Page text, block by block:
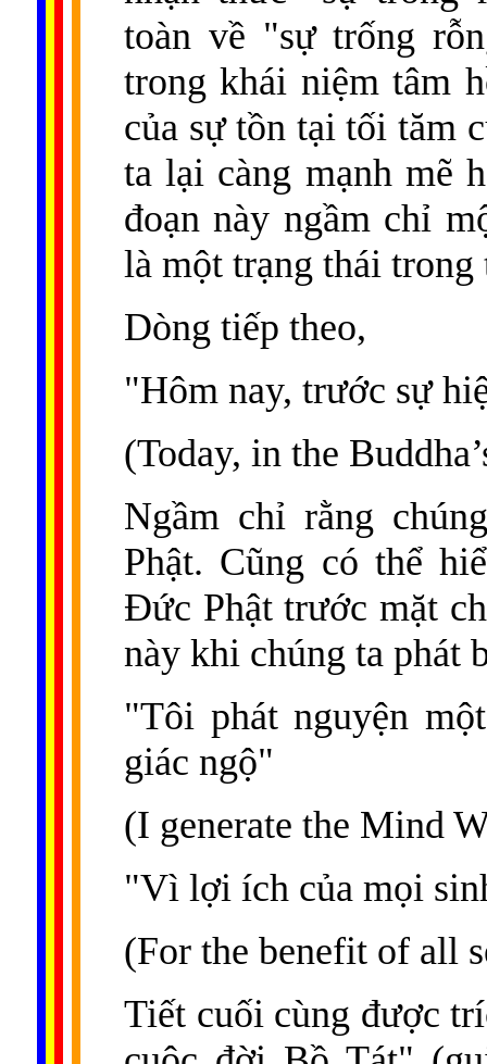
toàn về "sự trống
trong khái niệm tâm
của sự tồn tại tối tăm
ta lại càng mạnh mẽ
đoạn này ngầm chỉ
là một trạng thái trong
Dòng tiếp theo,
"Hôm nay, trước sự
(Today, in the
Ngầm chỉ rằng
Phật. Cũng có thể
Đức Phật trước mặt
này khi chúng ta phát
"Tôi phát nguyện
giác ngộ"
(I generate the Mind
"Vì lợi ích của mọi
(For the benefit of all
Tiết cuối cùng được